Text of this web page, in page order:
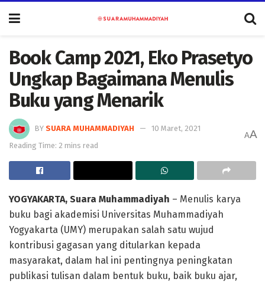
Book Camp 2021, Eko Prasetyo
Ungkap Bagaimana Menulis
Buku yang Menarik
BY SUARA MUHAMMADIYAH
10 Maret, 2021
Reading Time: 2 mins read
AA
YOGYAKARTA, Suara Muhammadiyah – Menulis karya
buku bagi akademisi Universitas Muhammadiyah
Yogyakarta (UMY) merupakan salah satu wujud
kontribusi gagasan yang ditularkan kepada
masyarakat, dalam hal ini pentingnya peningkatan
publikasi tulisan dalam bentuk buku, baik buku ajar,